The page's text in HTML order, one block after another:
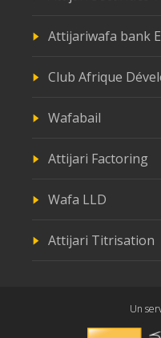
Attijariwafa bank
Club Afrique
Wafabail
Attijari Factoring
Wafa LLD
Attijari Titrisation
Un